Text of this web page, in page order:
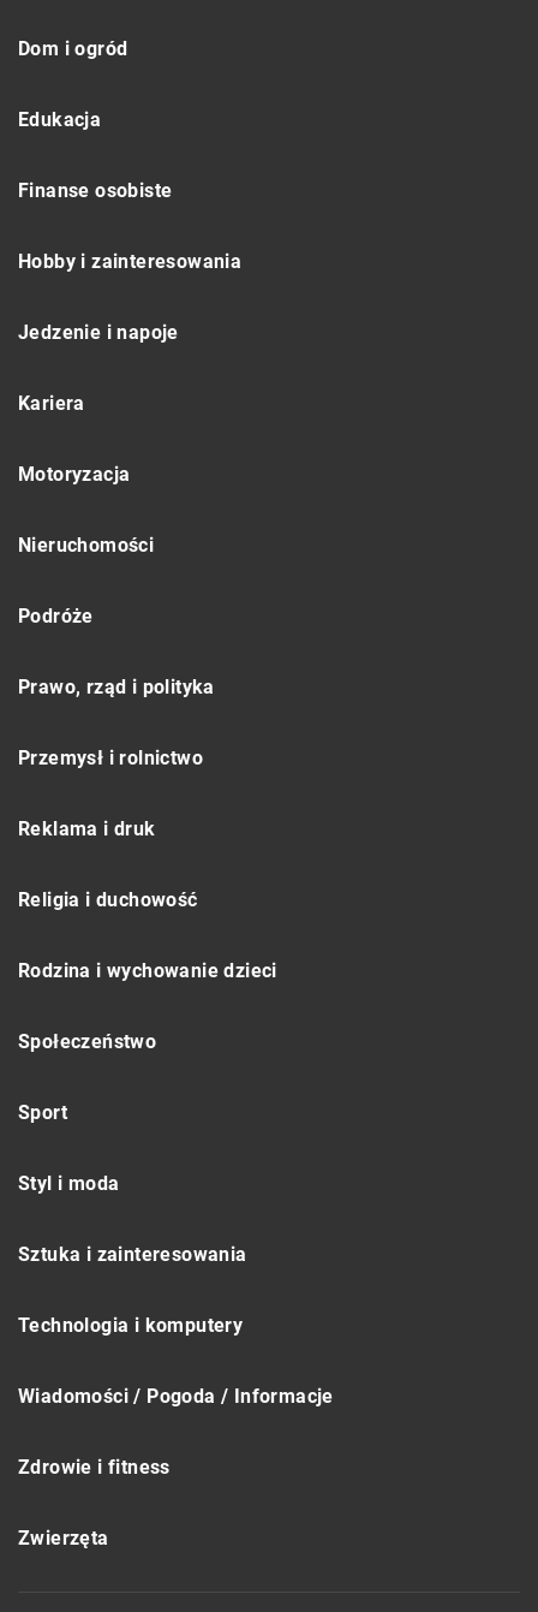
Dom i ogród
Edukacja
Finanse osobiste
Hobby i zainteresowania
Jedzenie i napoje
Kariera
Motoryzacja
Nieruchomości
Podróże
Prawo, rząd i polityka
Przemysł i rolnictwo
Reklama i druk
Religia i duchowość
Rodzina i wychowanie dzieci
Społeczeństwo
Sport
Styl i moda
Sztuka i zainteresowania
Technologia i komputery
Wiadomości / Pogoda / Informacje
Zdrowie i fitness
Zwierzęta